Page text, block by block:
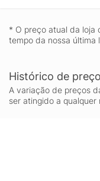
* O preço atual da loja
tempo da nossa última
Histórico de
A variação de preços
ser atingido a qualquer